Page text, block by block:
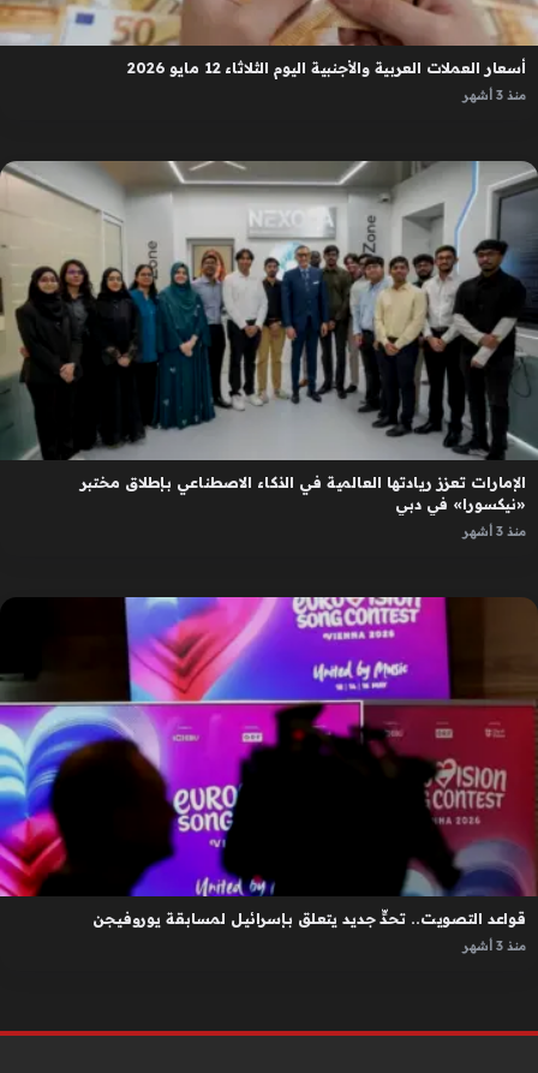
أسعار العملات العربية والأجنبية اليوم الثلاثاء 12 مايو 2026
منذ 3 أشهر
الإمارات تعزز ريادتها العالمية في الذكاء الاصطناعي بإطلاق مختبر
«نيكسورا» في دبي
منذ 3 أشهر
قواعد التصويت.. تحدٍّ جديد يتعلق بإسرائيل لمسابقة يوروفيجن
منذ 3 أشهر